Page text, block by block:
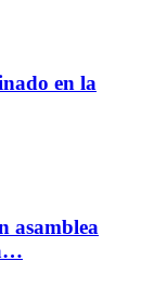
en la
asamblea